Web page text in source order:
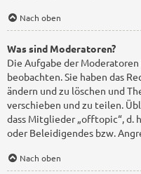
Nach oben
Was sind Moderatoren?
Die Aufgabe der Moderatoren
beobachten. Sie haben das
ändern und zu löschen und
verschieben und zu teilen.
dass Mitglieder „offtopic“, d.
oder Beleidigendes bzw.
Nach oben